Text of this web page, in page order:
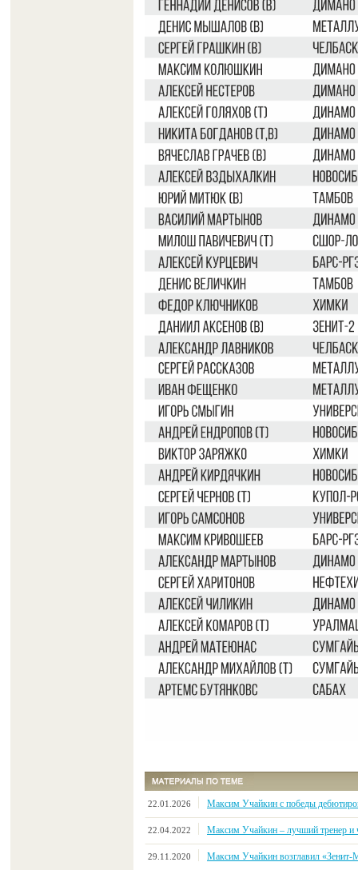
22.01.2026 Максим Учайкин с победы
22.04.2022 Максим Учайкин – лучший тренер
29.11.2020 Максим Учайкин возглавил «Зенит-